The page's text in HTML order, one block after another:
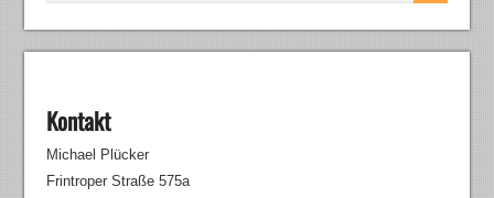
Kontakt
Michael Plücker
Frintroper Straße 575a